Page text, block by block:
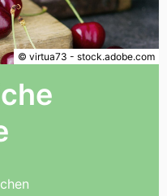
© virtua73 - stock.adobe.com